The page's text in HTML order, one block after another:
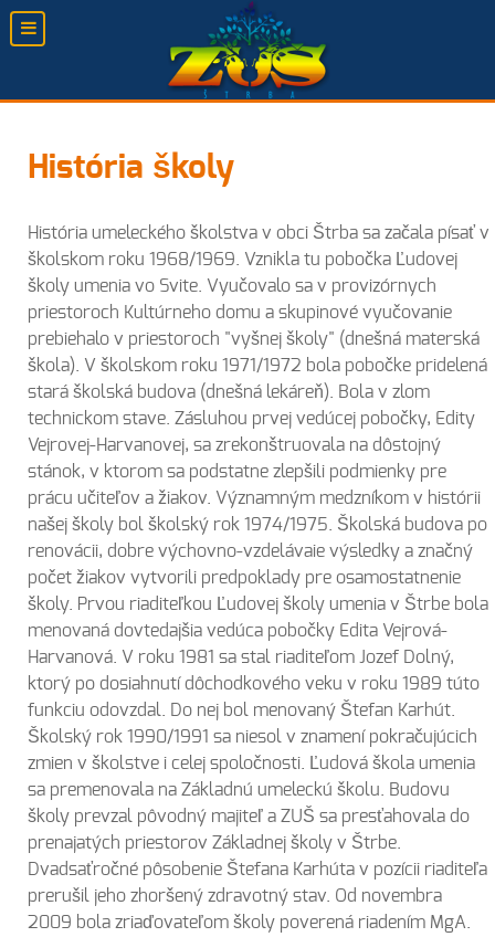
História školy
História umeleckého školstva v obci Štrba sa začala písať v
školskom roku 1968/1969. Vznikla tu pobočka Ľudovej
školy umenia vo Svite. Vyučovalo sa v provizórnych
priestoroch Kultúrneho domu a skupinové vyučovanie
prebiehalo v priestoroch "vyšnej školy" (dnešná materská
škola). V školskom roku 1971/1972 bola pobočke pridelená
stará školská budova (dnešná lekáreň). Bola v zlom
technickom stave. Zásluhou prvej vedúcej pobočky, Edity
Vejrovej-Harvanovej, sa zrekonštruovala na dôstojný
stánok, v ktorom sa podstatne zlepšili podmienky pre
prácu učiteľov a žiakov. Významným medzníkom v histórii
našej školy bol školský rok 1974/1975. Školská budova po
renovácii, dobre výchovno-vzdelávaie výsledky a značný
počet žiakov vytvorili predpoklady pre osamostatnenie
školy. Prvou riaditeľkou Ľudovej školy umenia v Štrbe bola
menovaná dovtedajšia vedúca pobočky Edita Vejrová-
Harvanová. V roku 1981 sa stal riaditeľom Jozef Dolný,
ktorý po dosiahnutí dôchodkového veku v roku 1989 túto
funkciu odovzdal. Do nej bol menovaný Štefan Karhút.
Školský rok 1990/1991 sa niesol v znamení pokračujúcich
zmien v školstve i celej spoločnosti. Ľudová škola umenia
sa premenovala na Základnú umeleckú školu. Budovu
školy prevzal pôvodný majiteľ a ZUŠ sa presťahovala do
prenajatých priestorov Základnej školy v Štrbe.
Dvadsaťročné pôsobenie Štefana Karhúta v pozícii riaditeľa
prerušil jeho zhoršený zdravotný stav. Od novembra
2009 bola zriaďovateľom školy poverená riadením MgA.